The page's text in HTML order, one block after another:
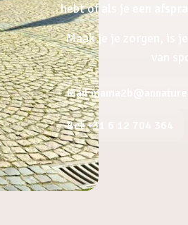
hebt of als je een
Maak je je zorgen, is
Mail
Bel +31 6 12 704 364